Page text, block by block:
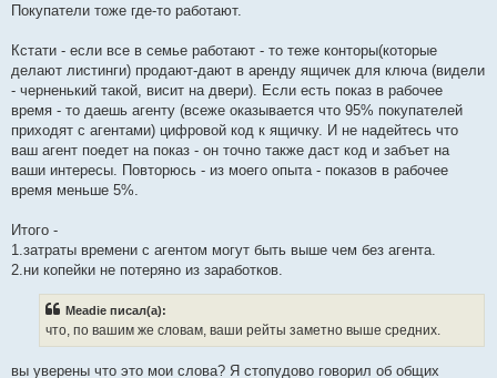
Покупатели тоже где-то работают.
Кстати - если все в семье работают - то теже конторы(которые
делают листинги) продают-дают в аренду ящичек для ключа (видели
- черненький такой, висит на двери). Если есть показ в рабочее
время - то даешь агенту (всеже оказывается что 95% покупателей
приходят с агентами) цифровой код к ящичку. И не надейтесь что
ваш агент поедет на показ - он точно также даст код и забъет на
ваши интересы. Повторюсь - из моего опыта - показов в рабочее
время меньше 5%.
Итого -
1.затраты времени с агентом могут быть выше чем без агента.
2.ни копейки не потеряно из заработков.
Meadie писал(а):
что, по вашим же словам, ваши рейты заметно выше средних.
вы уверены что это мои слова? Я стопудово говорил об общих